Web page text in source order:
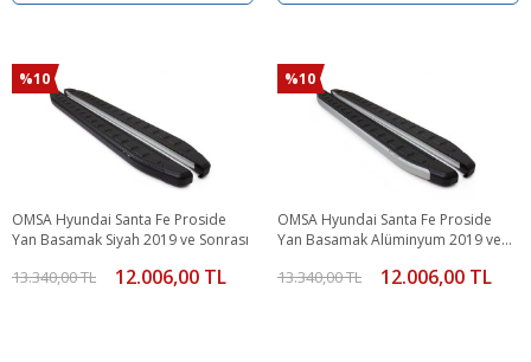
%10
OMSA Hyundai Santa Fe Proside
Yan Basamak Siyah 2019 ve Sonrası
13.340,00 TL 12.006,00 TL
%10
OMSA Hyundai Santa Fe Proside
Yan Basamak Alüminyum 2019 ve
13.340,00 TL 12.006,00 TL